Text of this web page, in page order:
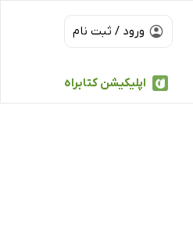
ورود / ثبت نام
اپلیکیشن کتابراه